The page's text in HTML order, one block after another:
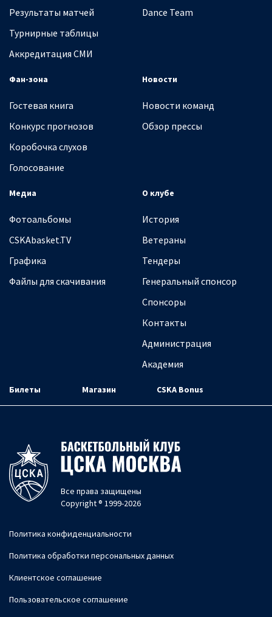
Результаты матчей
Турнирные таблицы
Аккредитация СМИ
Dance Team
Фан-зона
Гостевая книга
Конкурс прогнозов
Коробочка слухов
Голосование
Новости
Новости команд
Обзор прессы
Медиа
Фотоальбомы
CSKAbasket.TV
Графика
Файлы для скачивания
О клубе
История
Ветераны
Тендеры
Генеральный спонсор
Спонсоры
Контакты
Администрация
Академия
Билеты Магазин CSKA Bonus
Все права защищены
Copyright ® 1999-2026
Политика конфиденциальности
Политика обработки персональных данных
Клиентское соглашение
Пользовательское соглашение